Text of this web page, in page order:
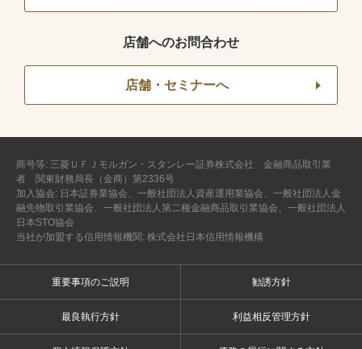
店舗へのお問合わせ
店舗・セミナーへ
商号等: 三菱ＵＦＪモルガン・スタンレー証券株式会社 金融商品取引業
者 関東財務局長（金商）第2336号
加入協会: 日本証券業協会、一般社団法人資産運用業協会、一般社団法人金
融先物取引業協会、一般社団法人第二種金融商品取引業協会、一般社団法人
日本STO協会
当社が加盟する信用情報機関: 株式会社日本信用情報機構
重要事項のご説明 勧誘方針
最良執行方針 利益相反管理方針